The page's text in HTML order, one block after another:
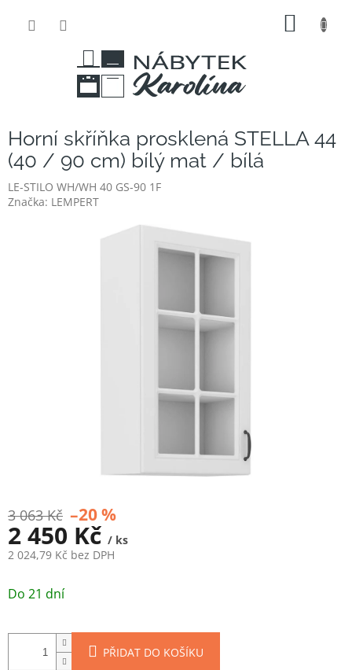
Horní skříňka prosklená STELLA 44
(40 / 90 cm) bílý mat / bílá
LE-STILO WH/WH 40 GS-90 1F
Značka: LEMPERT
3 063 Kč –20 %
2 450 Kč / ks
2 024,79 Kč bez DPH
cena:
Do 21 dní
PŘIDAT DO KOŠÍKU